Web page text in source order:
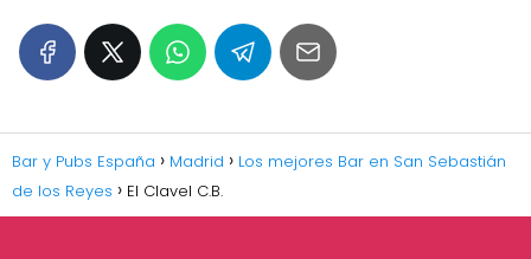
Bar y Pubs España Madrid
Los mejores Bar en San Sebastián
de los Reyes
El Clavel C.B.